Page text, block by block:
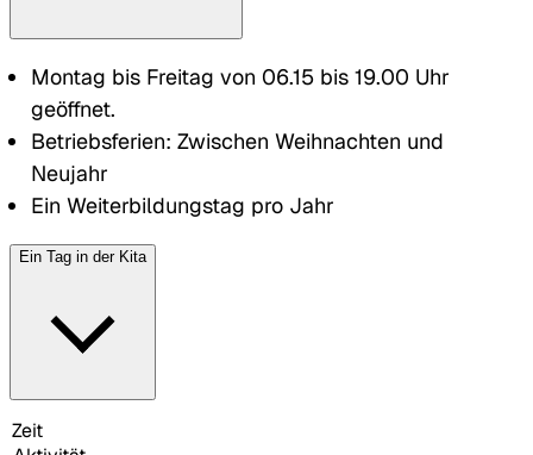
Montag bis Freitag von 06.15 bis 19.00 Uhr
geöffnet.
Betriebsferien: Zwischen Weihnachten und
Neujahr
Ein Weiterbildungstag pro Jahr
Ein Tag in der Kita
Zeit